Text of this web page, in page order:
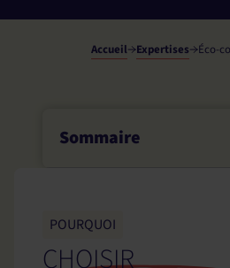
Accueil Expertises Éco-
Sommaire
POURQUOI
CHOISIR